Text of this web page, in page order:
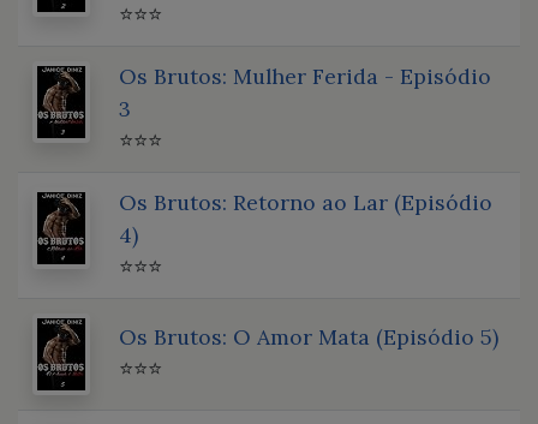
⭐⭐⭐
Os Brutos: Mulher Ferida - Episódio
3
⭐⭐⭐
Os Brutos: Retorno ao Lar (Episódio
4)
⭐⭐⭐
Os Brutos: O Amor Mata (Episódio 5)
⭐⭐⭐